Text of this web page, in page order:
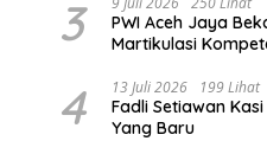
3
PWI Aceh Jaya
Martikulasi
4 13 Juli 2026 199 Lihat
Fadli Setiawan
Yang Baru